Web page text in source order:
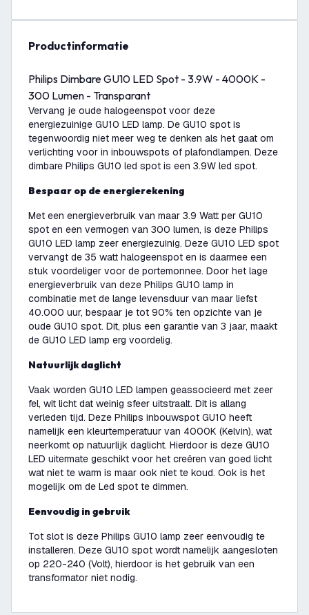
productinformatie
Philips Dimbare GU10 LED Spot - 3.9W - 4000K -
300 Lumen - Transparant
Vervang je oude halogeenspot voor deze
energiezuinige GU10 LED lamp. De GU10 spot is
tegenwoordig niet meer weg te denken als het gaat om
verlichting voor in inbouwspots of plafondlampen. Deze
dimbare Philips GU10 led spot is een 3.9W led spot.
Bespaar op de energierekening
Met een energieverbruik van maar 3.9 Watt per GU10
spot en een vermogen van 300 lumen, is deze Philips
GU10 LED lamp zeer energiezuinig. Deze GU10 LED spot
vervangt de 35 watt halogeenspot en is daarmee een
stuk voordeliger voor de portemonnee. Door het lage
energieverbruik van deze Philips GU10 lamp in
combinatie met de lange levensduur van maar liefst
40.000 uur, bespaar je tot 90% ten opzichte van je
oude GU10 spot. Dit, plus een garantie van 3 jaar, maakt
de GU10 LED lamp erg voordelig.
Natuurlijk daglicht
Vaak worden GU10 LED lampen geassocieerd met zeer
fel, wit licht dat weinig sfeer uitstraalt. Dit is allang
verleden tijd. Deze Philips inbouwspot GU10 heeft
namelijk een kleurtemperatuur van 4000K (Kelvin), wat
neerkomt op natuurlijk daglicht. Hierdoor is deze GU10
LED uitermate geschikt voor het creëren van goed licht
wat niet te warm is maar ook niet te koud. Ook is het
mogelijk om de Led spot te dimmen.
Eenvoudig in gebruik
Tot slot is deze Philips GU10 lamp zeer eenvoudig te
installeren. Deze GU10 spot wordt namelijk aangesloten
op 220-240 (Volt), hierdoor is het gebruik van een
transformator niet nodig.